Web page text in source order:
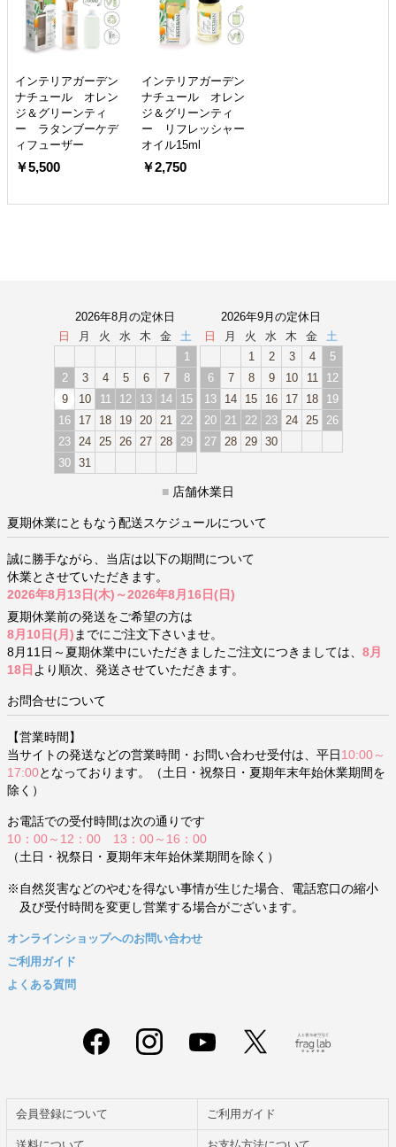
インテリアガーデン
ナチュール オレン
ジ＆グリーンティ
ー ラタンブーケデ
ィフューザー
￥5,500
インテリアガーデン
ナチュール オレン
ジ＆グリーンティ
ー リフレッシャー
オイル15ml
￥2,750
2026年8月の定休日
日
月 火 水 木 金
土
1
2
3 4 5 6 7
8
9
10 11 12 13 14
15
16
17 18 19 20 21
22
23 24 25 26 27 28
29
30 31
2026年9月の定休日
日
月 火 水 木 金
土
1
2 3 4
5
6
7 8 9 10 11
12
13
14 15 16 17 18
19
20
21 22 23 24 25
26
27 28 29 30
■ 店舗休業日
夏期休業にともなう配送スケジュールについて
誠に勝手ながら、当店は以下の期間について
休業とさせていただきます。
2026年8月13日(木)～2026年8月16日(日)
夏期休業前の発送をご希望の方は
8月10日(月) までにご注文下さいませ。
8月11日～夏期休業中にいただきましたご注文につきましては、 8月
18日 より順次、発送させていただきます。
お問合せについて
【営業時間】
当サイトの発送などの営業時間・お問い合わせ受付は、平日 10:00～
17:00となっております。（土日・祝祭日・夏期年末年始休業期間を
除く）
お電話での受付時間は次の通りです
10：00～12：00 13：00～16：00
（土日・祝祭日・夏期年末年始休業期間を除く）
※自然災害などのやむを得ない事情が生じた場合、電話窓口の縮小
及び受付時間を変更し営業する場合がございます。
オンラインショップへのお問い合わせ
ご利用ガイド
よくある質問
会員登録について ご利用ガイド